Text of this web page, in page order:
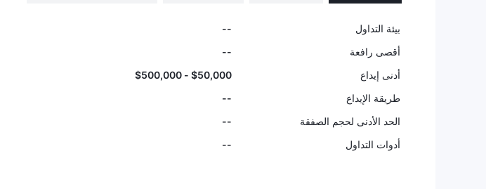
بيئة التداول --
أقصى رافعة
--
أدنى إيداع
$50,000 - $500,000
طريقة الإيداع
--
الحد الأدنى لحجم الصفقة
--
أدوات التداول
--